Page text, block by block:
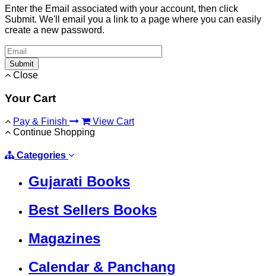
Enter the Email associated with your account, then click
Submit. We'll email you a link to a page where you can easily
create a new password.
Submit
Close
Your Cart
Pay & Finish
View Cart
Continue Shopping
Categories
Gujarati Books
Best Sellers Books
Magazines
Calendar & Panchang